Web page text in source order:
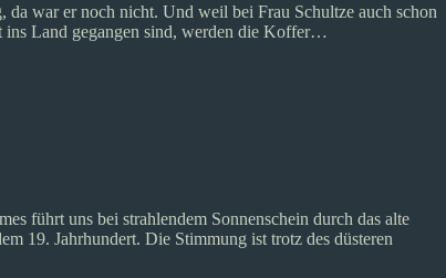
da war er noch nicht. Und weil bei Frau Schultze auch schon
ins Land gegangen sind, werden die Koffer…
führt uns bei strahlendem Sonnenschein durch das alte
19. Jahrhundert. Die Stimmung ist trotz des düsteren